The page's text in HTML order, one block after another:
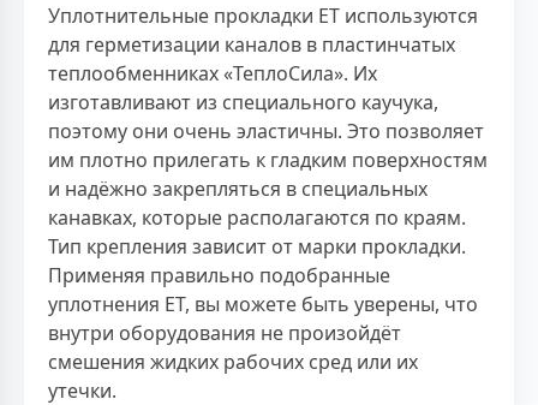
Уплотнительные прокладки ЕТ используются
для герметизации каналов в пластинчатых
теплообменниках «ТеплоСила». Их
изготавливают из специального каучука,
поэтому они очень эластичны. Это позволяет
им плотно прилегать к гладким поверхностям
и надёжно закрепляться в специальных
канавках, которые располагаются по краям.
Тип крепления зависит от марки прокладки.
Применяя правильно подобранные
уплотнения ЕТ, вы можете быть уверены, что
внутри оборудования не произойдёт
смешения жидких рабочих сред или их
утечки.